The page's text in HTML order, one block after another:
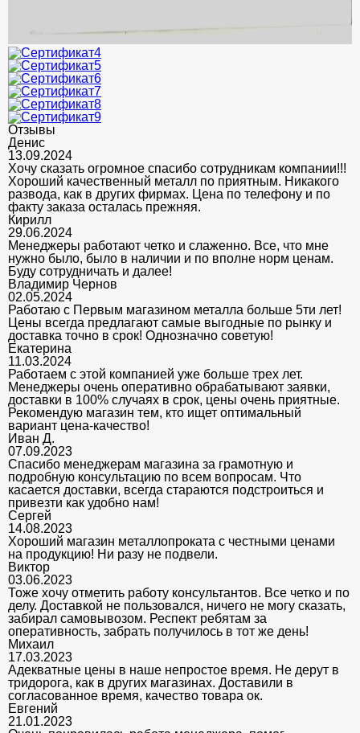
Отзывы
Денис
13.09.2024
Хочу сказать огромное спасибо сотрудникам компании!!!
Хороший качественный металл по приятным. Никакого
развода, как в других фирмах. Цена по телефону и по
факту заказа осталась прежняя.
Кирилл
29.06.2024
Менеджеры работают четко и слаженно. Все, что мне
нужно было, было в наличии и по вполне норм ценам.
Буду сотрудничать и далее!
Владимир Чернов
02.05.2024
Работаю с Первым магазином металла больше 5ти лет!
Цены всегда предлагают самые выгодные по рынку и
доставка точно в срок! Однозначно советую!
Екатерина
11.03.2024
Работаем с этой компанией уже больше трех лет.
Менеджеры очень оперативно обрабатывают заявки,
доставки в 100% случаях в срок, цены очень приятные.
Рекомендую магазин тем, кто ищет оптимальный
вариант цена-качество!
Иван Д.
07.09.2023
Спасибо менеджерам магазина за грамотную и
подробную консультацию по всем вопросам. Что
касается доставки, всегда стараются подстроиться и
привезти как удобно нам!
Сергей
14.08.2023
Хороший магазин металлопроката с честными ценами
на продукцию! Ни разу не подвели.
Виктор
03.06.2023
Тоже хочу отметить работу консультантов. Все четко и по
делу. Доставкой не пользовался, ничего не могу сказать,
забирал самовывозом. Респект ребятам за
оперативность, забрать получилось в тот же день!
Михаил
17.03.2023
Адекватные цены в наше непростое время. Не дерут в
тридорога, как в других магазинах. Доставили в
согласованное время, качество товара ок.
Евгений
21.01.2023